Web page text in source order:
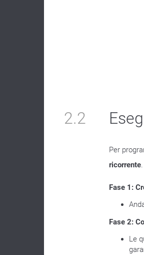
2.2
Per
ricorrente.
Fase 1:
Fase 2:
Le